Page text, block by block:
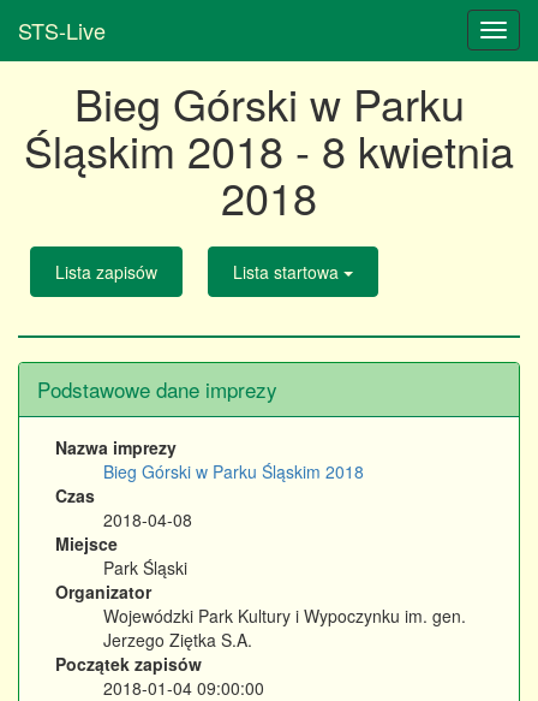
STS-Live
Bieg Górski w Parku
Śląskim 2018 - 8 kwietnia
2018
Lista zapisów Lista startowa
Podstawowe dane imprezy
Nazwa imprezy
Bieg Górski w Parku Śląskim 2018
Czas
2018-04-08
Miejsce
Park Śląski
Organizator
Wojewódzki Park Kultury i Wypoczynku im. gen.
Jerzego Ziętka S.A.
Początek zapisów
2018-01-04 09:00:00